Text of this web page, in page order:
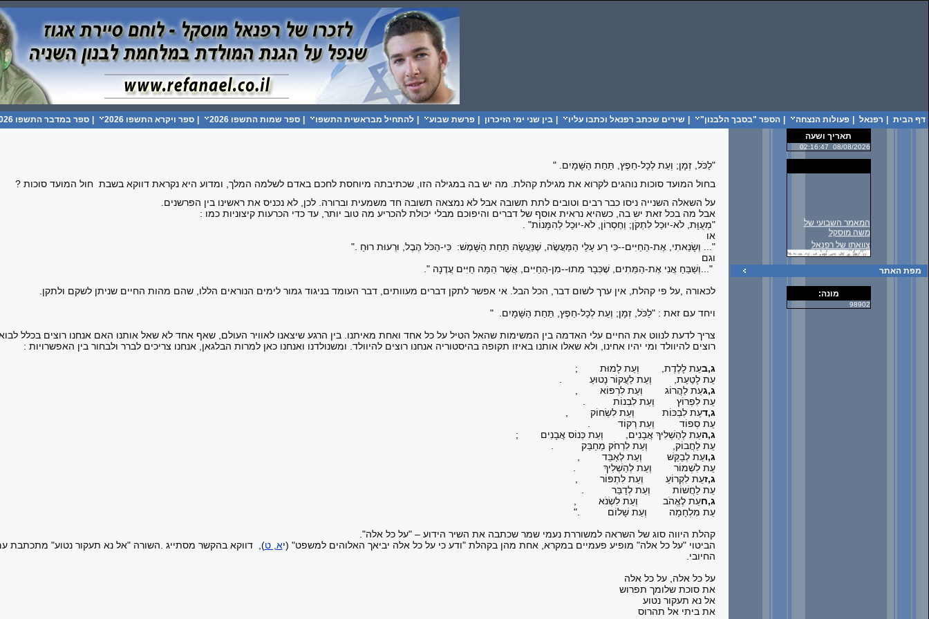
דף הבית רפנאל פעולות הנצחה הספר "בסבך הלבנון" שירים שכתב רפנאל וכתבו עליו בין שני ימי הזיכרון פרשת שבוע להתחיל מבראשית התשפו ספר שמות התשפו 2026 ספר ויקרא התשפו 2026
ספר במדבר התשפו 2026
תאריך ושעה
08/08/2026
02:16:47
המאמר השבועי של
משה מוסקל
צוואתו של רפנאל
מפת האתר
מונה:
98902
"לַכֹּל, זְמָן; וְעֵת לְכָל-חֵפֶץ, תַּחַת הַשָּׁמָיִם. "
בחול המועד סוכות נוהגים לקרוא את מגילת קהלת. מה יש בה במגילה הזו, שכתיבתה מיוחסת לחכם באדם לשלמה המלך, ומדוע היא נקראת דווקא בשבת חול המועד סוכות ?
על השאלה השנייה ניסו כבר רבים וטובים לתת תשובה אבל לא נמצאה תשובה חד משמעית וברורה. לכן, לא נכניס את ראשינו בין הפרשנים.
אבל מה בכל זאת יש בה, כשהיא נראית אוסף של דברים והיפוכם מבלי יכולת להכריע מה טוב יותר, עד כדי הכרעות קיצוניות כמו :
"מְעֻוָּת, לֹא-יוּכַל לִתְקֹן; וְחֶסְרוֹן, לֹא-יוּכַל לְהִמָּנוֹת. "
או
"... וְשָׂנֵאתִי, אֶת-הַחַיִּים--כִּי רַע עָלַי הַמַּעֲשֶׂה, שֶׁנַּעֲשָׂה תַּחַת הַשָּׁמֶשׁ: כִּי-הַכֹּל הֶבֶל, וּרְעוּת רוּחַ ".
וגם
" ...וְשַׁבֵּחַ אֲנִי אֶת-הַמֵּתִים, שֶׁכְּבָר מֵתוּ--מִן-הַחַיִּים, אֲשֶׁר הֵמָּה חַיִּים עֲדֶנָה ."
לכאורה ,על פי קהלת, אין ערך לשום דבר, הכל הבל. אי אפשר לתקן דברים מעוותים, דבר העומד בניגוד גמור לימים הנוראים הללו, שהם מהות החיים שניתן לשקם ולתקן.
ויחד עם זאת : "לַכֹּל, זְמָן; וְעֵת לְכָל-חֵפֶץ, תַּחַת הַשָּׁמָיִם. "
צריך לדעת לנווט את החיים עלי האדמה בין המשימות שהאל הטיל על כל אחד ואחת מאיתנו. בין הרגע שיצאנו לאוויר העולם, שאף אחד לא שאל אותנו האם אנחנו רוצים בכלל לבוא
רוצים להיוולד ומי יהיו אחינו, ולא שאלו אותנו באיזו תקופה בהיסטוריה אנחנו רוצים להיוולד. ומשנולדנו ואנחנו כאן למרות הבלגאן, אנחנו צריכים לברר ולבחור בין האפשרויות :
ג,בעֵת לָלֶדֶת, וְעֵת לָמוּת
;
עֵת לָטַעַת, וְעֵת לַעֲקוֹר נָטוּעַ
ג,געֵת לַהֲרוֹג וְעֵת לִרְפּוֹא
עֵת לִפְרוֹץ וְעֵת לִבְנוֹת
ג,דעֵת לִבְכּוֹת וְעֵת לִשְׂחוֹק
עֵת סְפוֹד וְעֵת רְקוֹד
ג,העֵת לְהַשְׁלִיךְ אֲבָנִים, וְעֵת כְּנוֹס אֲבָנִים
;
עֵת לַחֲבוֹק, וְעֵת לִרְחֹק מֵחַבֵּק
ג,ועֵת לְבַקֵּשׁ וְעֵת לְאַבֵּד
עֵת לִשְׁמוֹר וְעֵת לְהַשְׁלִיךְ
ג,זעֵת לִקְרוֹעַ וְעֵת לִתְפּוֹר
עֵת לַחֲשׁוֹת וְעֵת לְדַבֵּר
ג,חעֵת לֶאֱהֹב וְעֵת לִשְׂנֹא
עֵת מִלְחָמָה וְעֵת שָׁלוֹם
".
קהלת היווה סוג של השראה למשוררת נעמי שמר שכתבה את השיר הידוע – "על כל אלה".
הביטוי "על כל אלה" מופיע פעמיים במקרא, אחת מהן בקהלת "ודע כי על כל אלה יביאך האלוהים למשפט" (יא, ט,( דווקא בהקשר מסתייג השורה "אל נא תעקור נטוע" מתכתבת
החיובי
על כל אלה, על כל אלה
את סוכת שלומך תפרוש
אל נא תעקור נטוע
את ביתי אל תהרוס